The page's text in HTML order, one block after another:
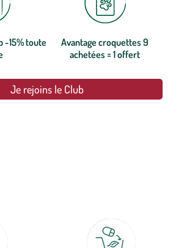
-15% toute
Avantage croquettes 9
achetées = 1 offert
Je rejoins le Club